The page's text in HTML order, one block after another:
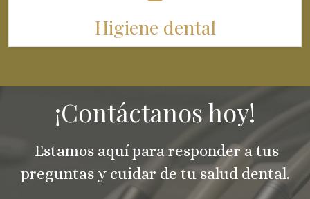
Higiene dental
¡Contáctanos hoy!
Estamos aquí para responder a tus
preguntas y cuidar de tu salud dental.